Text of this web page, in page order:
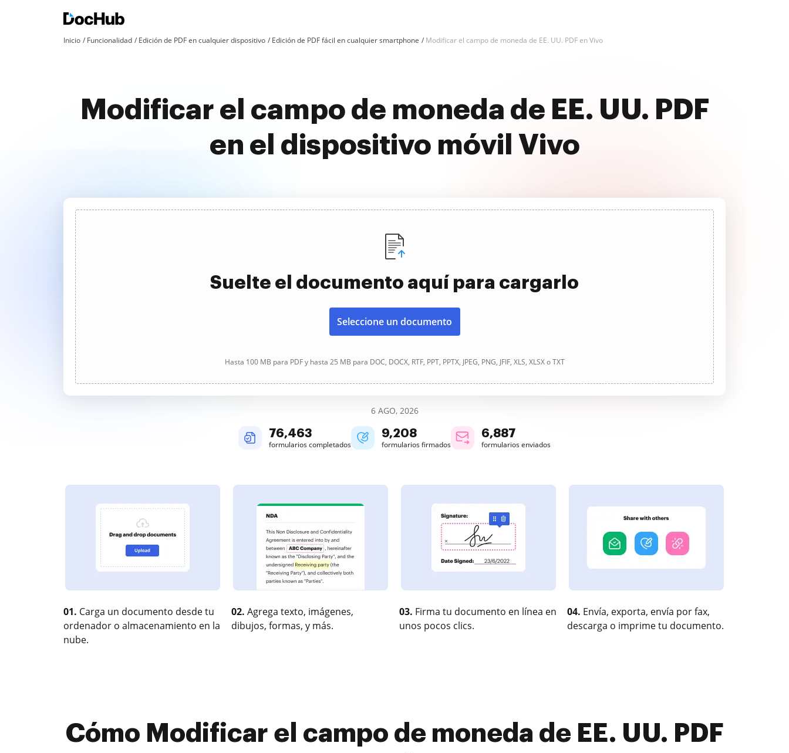
Inicio Funcionalidad Edición de PDF en cualquier dispositivo Edición de PDF fácil en cualquier smartphone Modificar el campo de moneda de EE. UU. PDF en Vivo
Modificar el campo de moneda de EE. UU. PDF
en el dispositivo móvil Vivo
Suelte el documento aquí para cargarlo
Seleccione un documento
Hasta 100 MB para PDF y hasta 25 MB para DOC, DOCX, RTF, PPT, PPTX, JPEG, PNG, JFIF, XLS, XLSX o TXT
6 AGO, 2026
76,463
formularios completados
9,208
formularios firmados
6,887
formularios enviados
01. Carga un documento desde tu
ordenador o almacenamiento en la
nube.
02. Agrega texto, imágenes,
dibujos, formas, y más.
03. Firma tu documento en línea en
unos pocos clics.
04. Envía, exporta, envía por fax,
descarga o imprime tu documento.
Cómo Modificar el campo de moneda de EE. UU. PDF